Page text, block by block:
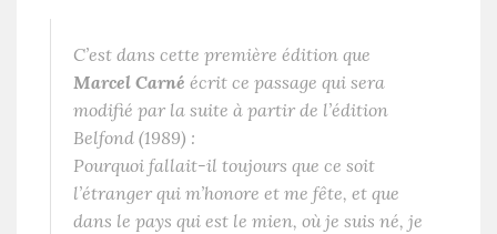
C’est dans cette première édition que
Marcel Carné écrit ce passage qui sera
modifié par la suite à partir de l’édition
Belfond (1989) :
Pourquoi fallait-il toujours que ce soit
l’étranger qui m’honore et me fête, et que
dans le pays qui est le mien, où je suis né, je